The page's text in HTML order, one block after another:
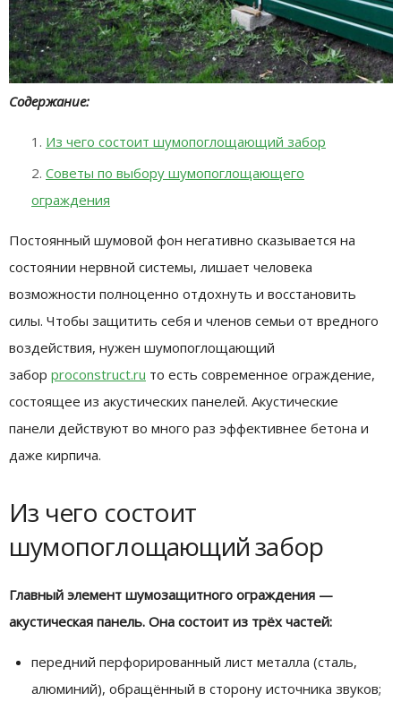
Содержание:
Из чего состоит шумопоглощающий забор
Советы по выбору шумопоглощающего
ограждения
Постоянный шумовой фон негативно сказывается на
состоянии нервной системы, лишает человека
возможности полноценно отдохнуть и восстановить
силы. Чтобы защитить себя и членов семьи от вредного
воздействия, нужен шумопоглощающий
забор proconstruct.ru то есть современное ограждение,
состоящее из акустических панелей. Акустические
панели действуют во много раз эффективнее бетона и
даже кирпича.
Из чего состоит
шумопоглощающий забор
Главный элемент шумозащитного ограждения —
акустическая панель. Она состоит из трёх частей:
передний перфорированный лист металла (сталь,
алюминий), обращённый в сторону источника звуков;